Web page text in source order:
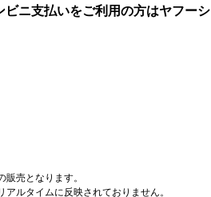
ニ支払いをご利用の方はヤフーシ
売となります。
ルタイムに反映されておりません。